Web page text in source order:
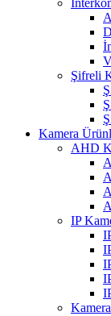
Şifreli
Kamera
AHD
IP